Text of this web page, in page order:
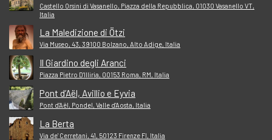
Castello Orsini di Vasanello, Piazza della Repubblica, 01030 Vasanello VT,
Italia
La Maledizione di Ötzi
Via Museo, 43, 39100 Bolzano, Alto Adige, Italia
Il Giardino degli Aranci
Piazza Pietro D'Illiria, 00153 Roma, RM, Italia
Pont d’Aël, Avillio e Eyvia
Pont d'Aël, Pondel, Valle d'Aosta, Italia
La Berta
Via de' Cerretani, 41, 50123 Firenze FI, Italia